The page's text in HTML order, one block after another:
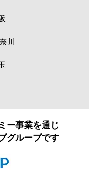
阪
川
玉
ー事業を通じ
グループです